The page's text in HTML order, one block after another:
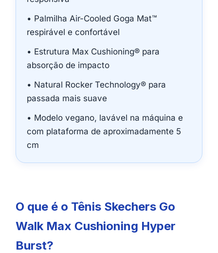
• Palmilha Air-Cooled Goga Mat™
respirável e confortável
• Estrutura Max Cushioning® para
absorção de impacto
• Natural Rocker Technology® para
passada mais suave
• Modelo vegano, lavável na máquina e
com plataforma de aproximadamente 5
cm
O que é o Tênis Skechers Go
Walk Max Cushioning Hyper
Burst?